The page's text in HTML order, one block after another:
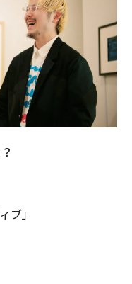
ブ」